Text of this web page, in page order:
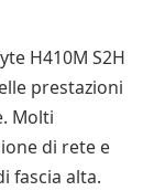
H410M S2H
prestazioni
Molti
di rete e
fascia alta.